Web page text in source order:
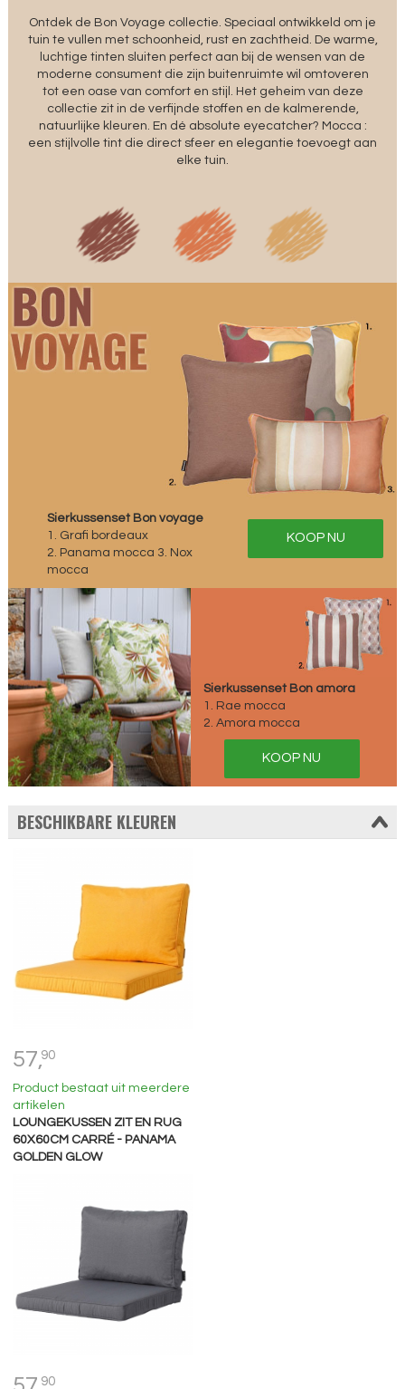
Ontdek de Bon Voyage collectie. Speciaal ontwikkeld om je
tuin te vullen met schoonheid, rust en zachtheid. De warme,
luchtige tinten sluiten perfect aan bij de wensen van de
moderne consument die zijn buitenruimte wil omtoveren
tot een oase van comfort en stijl. Het geheim van deze
collectie zit in de verfijnde stoffen en de kalmerende,
natuurlijke kleuren. En dé absolute eyecatcher? Mocca :
een stijlvolle tint die direct sfeer en elegantie toevoegt aan
elke tuin.
Sierkussenset Bon voyage
1. Grafi bordeaux
2. Panama mocca 3. Nox
mocca
KOOP NU
Sierkussenset Bon amora
1. Rae mocca
2. Amora mocca
KOOP NU
BESCHIKBARE KLEUREN
57,90
Product bestaat uit meerdere
artikelen
LOUNGEKUSSEN ZIT EN RUG
60X60CM CARRÉ - PANAMA
GOLDEN GLOW
90